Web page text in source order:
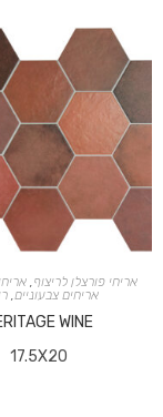
אריחי פורצלן לריצוף,
אריחים צבעוניים,
WINE
17.5X20